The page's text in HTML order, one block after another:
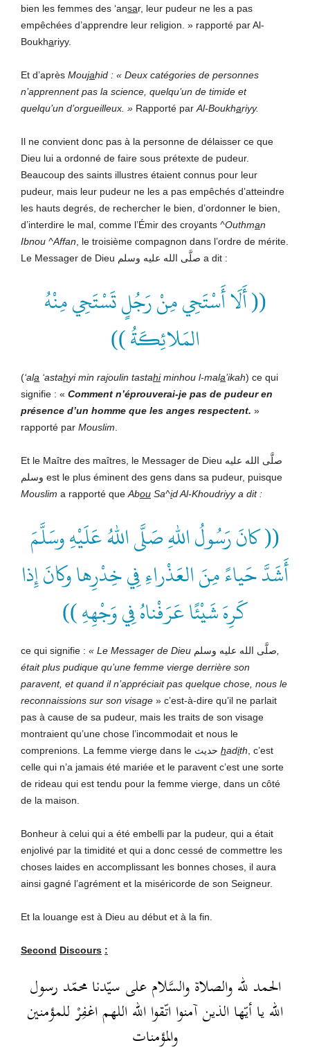
bien les femmes des ‘ansar, leur pudeur ne les a pas
empêchées d’apprendre leur religion. » rapporté par Al-
Boukhariyy.
Et d’après Moujahid : « Deux catégories de personnes
n’apprennent pas la science, quelqu’un de timide et
quelqu’un d’orgueilleux. » Rapporté parAl-Boukhariyy.
Il ne convient donc pas à la personne de délaisser ce que
Dieu lui a ordonné de faire sous prétexte de pudeur.
Beaucoup des saints illustres étaient connus pour leur
pudeur, mais leur pudeur ne les a pas empêchés d’atteindre
les hauts degrés, de rechercher le bien, d’ordonner le bien,
d’interdire le mal, comme l’Émir des croyants ^Outhman
Ibnou ^Affan, le troisième compagnon dans l’ordre de mérite.
Le Messager de Dieu صلَّى الله عليه وسلم a dit :
(( أَلَا أَسْتَحِي مِنْ رَجُلٍ تَسْتَحِي مِنْهُ
المَلائِكَةُ ))
(‘ala ‘astahyi min rajoulin tastahiminhou l-mala’ikah) ce qui
signifie : « Comment n’éprouverai-je pas de pudeur en
présence d’un homme que les anges respectent. »
rapporté par Mouslim.
Et le Maître des maîtres, le Messager de Dieu صلَّى الله عليه
وسلم est le plus éminent des gens dans sa pudeur, puisque
Mouslim a rapporté queAbou Sa^id Al-Khoudriyya dit :
(( كانَ رَسُولُ اللهِ صَلَّى اللهُ عَلَيْهِ وسَلَّمَ
أَشَدَّ حَياءً مِنَ العَذْراءِ فِي خِدْرِها وكانَ إِذا
كَرِهَ شَيْئًا عَرَفْناهُ فِي وَجْهِهِ ))
ce qui signifie : « Le Messager de Dieu صلَّى الله عليه وسلم,
était plus pudique qu’une femme vierge derrière son
paravent, et quand il n’appréciait pas quelque chose, nous le
reconnaissions sur son visage » c’est-à-dire qu’il ne parlait
pas à cause de sa pudeur, mais les traits de son visage
montraient qu’une chose l’incommodait et nous le
comprenions. La femme vierge dans le حديث hadith, c’est
celle qui n’a jamais été mariée et le paravent c’est une sorte
de rideau qui est tendu pour la femme vierge, dans un côté
de la maison.
Bonheur à celui qui a été embelli par la pudeur, qui a était
enjolivé par la timidité et qui a donc cessé de commettre les
choses laides en accomplissant les bonnes choses, il aura
ainsi gagné l’agrément et la miséricorde de son Seigneur.
Et la louange est à Dieu au début et à la fin.
Second Discours :
الحمد لله والصلاة والسَّلام على سيّدنا محمّد رسول
الله يا أيّها الذين آمنوا اتّقوا الله اللهم اغفِرْ للمؤمنين
والمؤمنات